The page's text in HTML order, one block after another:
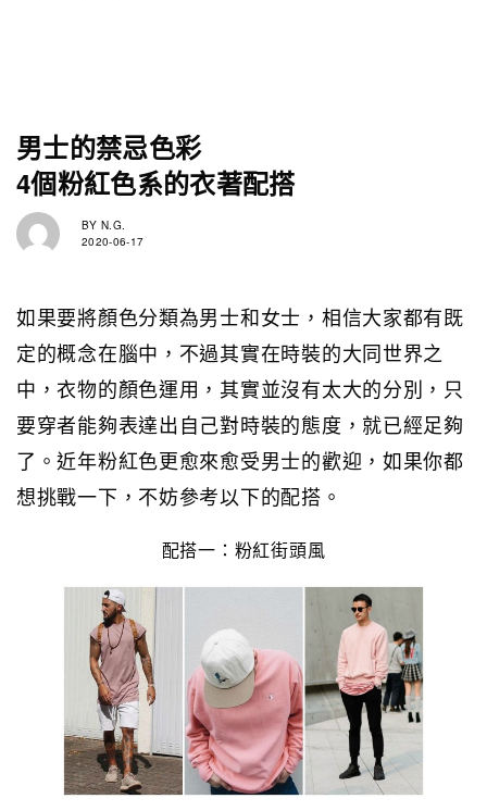
男士的禁忌色彩
4個粉紅色系的衣著配搭
BY N.G.
2020-06-17
如果要將顏色分類為男士和女士，相信大家都有既
定的概念在腦中，不過其實在時裝的大同世界之
中，衣物的顏色運用，其實並沒有太大的分別，只
要穿者能夠表達出自己對時裝的態度，就已經足夠
了。近年粉紅色更愈來愈受男士的歡迎，如果你都
想挑戰一下，不妨參考以下的配搭。
配搭一：粉紅街頭風